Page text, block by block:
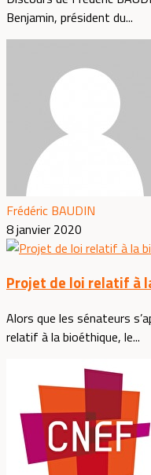
Benjamin, président du...
Frédéric BAUDIN
8 janvier 2020
Projet de loi relatif à
Alors que les sénateurs
relatif à la bioéthique, le...